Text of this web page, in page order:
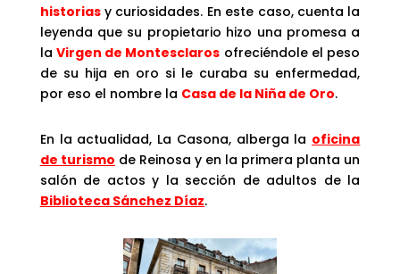
historiasy curiosidades. En este caso, cuenta la
leyenda que su propietario hizo una promesa a
laVirgen de Montesclaros ofreciéndole el peso
de su hija en oro si le curaba su enfermedad,
por eso el nombre la Casa de la Niña de Oro.
En la actualidad, La Casona, alberga la oficina
de turismo de Reinosa y en la primera planta un
salón de actos y la sección de adultos de la
Biblioteca Sánchez Díaz.